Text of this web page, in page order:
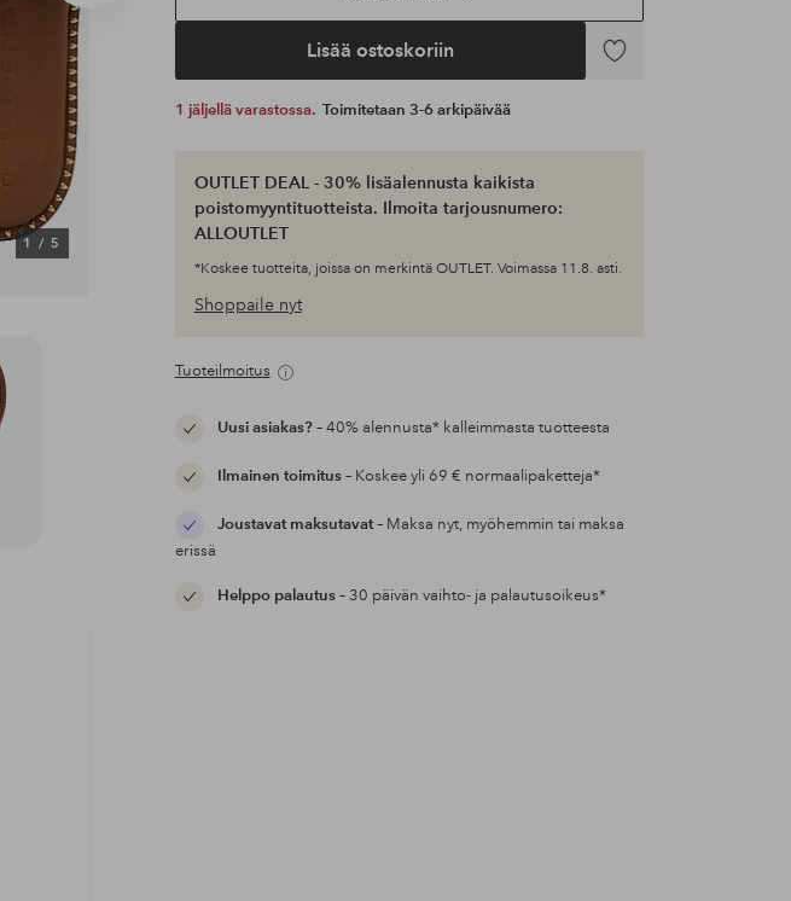
1/ 5
Lisää ostoskoriin
Lisää
1 jäljellä varastossa. Toimitetaan 3-6 arkipäivää
OUTLET DEAL - 30% lisäalennusta kaikista
poistomyyntituotteista. Ilmoita tarjousnumero:
ALLOUTLET
*Koskee tuotteita, joissa on merkintä OUTLET. Voimassa 11.8. asti.
Shoppaile nyt
Tuoteilmoitus
Uusi asiakas?– 40% alennusta* kalleimmasta tuotteesta
Ilmainen toimitus– Koskee yli 69 € normaalipaketteja*
Joustavat maksutavat– Maksa nyt, myöhemmin tai maksa
erissä
Helppo palautus– 30 päivän vaihto- ja palautusoikeus*